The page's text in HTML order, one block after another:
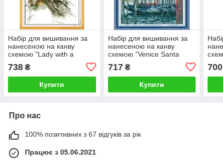
Набір для вишивання за
нанесеною на канву
схемою "Lady with a
28*41 см
738 ₴
Купити
Набір для вишивання за
нанесеною на канву
схемою "Venice Santa
Maria Salute". AIDA 14CT
printed , 30*40 см
717₴
Купити
см
700
Про нас
100% позитивних з 67 відгуків за рік
Працює з 05.06.2021